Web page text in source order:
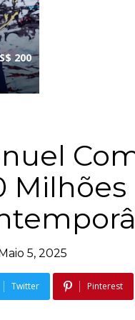
200
5, 2025
Twitter Pinterest